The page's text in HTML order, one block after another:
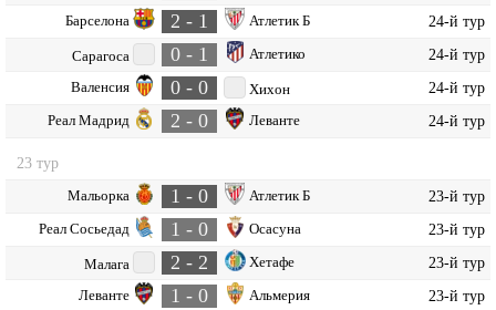
Барселона 2 - 1 Атлетик Б 24-й тур
Сарагоса 0 - 1 Атлетико 24-й тур
Валенсия 0 - 0 Хихон 24-й тур
Реал Мадрид 2 - 0 Леванте 24-й тур
23 тур
Мальорка 1 - 0 Атлетик Б 23-й тур
Реал Сосьедад 1 - 0 Осасуна 23-й тур
Малага 2 - 2 Хетафе 23-й тур
Леванте 1 - 0 Альмерия 23-й тур